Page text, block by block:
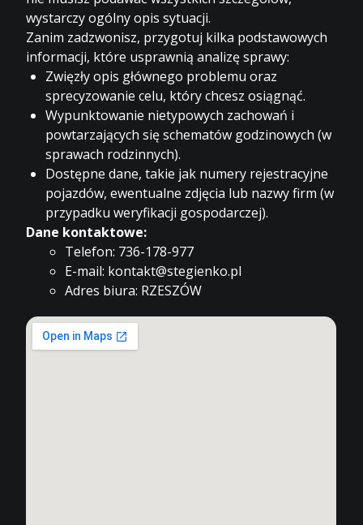
wystarczy ogólny opis sytuacji.
Zanim zadzwonisz, przygotuj kilka podstawowych
informacji, które usprawnią analizę sprawy:
Zwięzły opis głównego problemu oraz
sprecyzowanie celu, który chcesz osiągnąć.
Wypunktowanie nietypowych zachowań i
powtarzających się schematów godzinowych (w
sprawach rodzinnych).
Dostępne dane, takie jak numery rejestracyjne
pojazdów, ewentualne zdjęcia lub nazwy firm (w
przypadku weryfikacji gospodarczej).
Dane kontaktowe:
Telefon: 736-178-977
E-mail: kontakt@stegienko.pl
Adres biura: RZESZÓW